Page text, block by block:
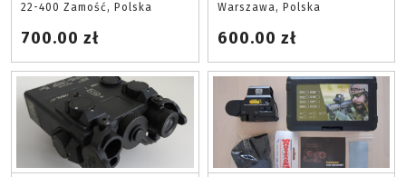
22-400 Zamość, Polska
700.00 zł
Warszawa, Polska
600.00 zł